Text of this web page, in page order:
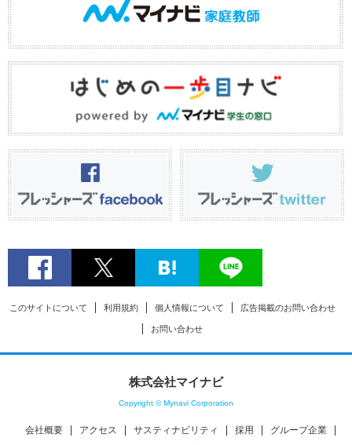
このサイトについて 利用規約 個人情報について 広告掲載のお問い合わせ
お問い合わせ
株式会社マイナビ
Copyright © Mynavi Corporation
会社概要 アクセス サスティナビリティ 採用
グループ企業